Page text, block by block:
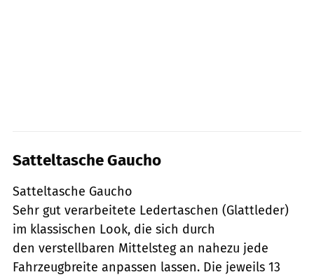
Satteltasche Gaucho
Satteltasche Gaucho
Sehr gut verarbeitete Ledertaschen (Glattleder)
im klassischen Look, die sich durch
den verstellbaren Mittelsteg an nahezu jede
Fahrzeugbreite anpassen lassen. Die jeweils 13